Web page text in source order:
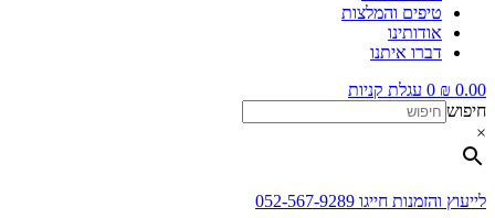
טיפים והמלצות
אודותינו
דברו איתנו
₪ 0.00
0 עגלת קניות
חיפוש
×
לייעוץ והזמנות חייגו 052-567-9289